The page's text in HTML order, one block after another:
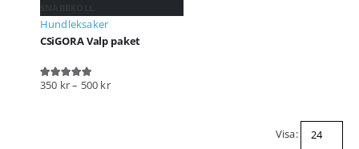
Hundleksaker
CSiGORA Valp paket
5.00 out of 5
350 kr– 500 kr
Visa: